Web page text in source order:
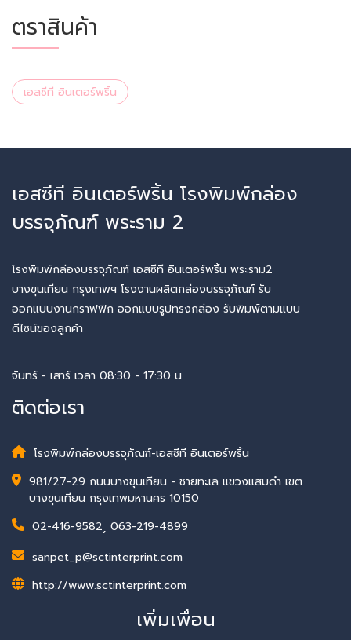
ตราสินค้า
เอสซีที อินเตอร์พริ้น
เอสซีที อินเตอร์พริ้น โรงพิมพ์กล่อง
บรรจุภัณฑ์ พระราม 2
โรงพิมพ์กล่องบรรจุภัณฑ์ เอสซีที อินเตอร์พริ้น พระราม2
บางขุนเทียน กรุงเทพฯ โรงงานผลิตกล่องบรรจุภัณฑ์ รับ
ออกแบบงานกราฟฟิก ออกแบบรูปทรงกล่อง รับพิมพ์ตามแบบ
ดีไซน์ของลูกค้า
จันทร์ - เสาร์ เวลา 08:30 - 17:30 น.
ติดต่อเรา
โรงพิมพ์กล่องบรรจุภัณฑ์-เอสซีที อินเตอร์พริ้น
981/27-29 ถนนบางขุนเทียน - ชายทะเล แขวงแสมดำ เขต
บางขุนเทียน กรุงเทพมหานคร 10150
02-416-9582, 063-219-4899
sanpet_p@sctinterprint.com
http://www.sctinterprint.com
เพิ่มเพื่อน